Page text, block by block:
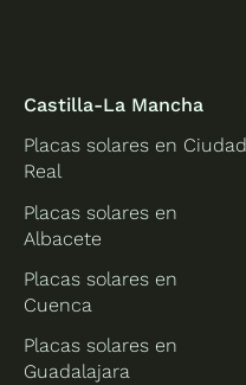
Castilla-La Mancha
Placas solares en Ciudad
Real
Placas solares en
Albacete
Placas solares en
Cuenca
Placas solares en
Guadalajara